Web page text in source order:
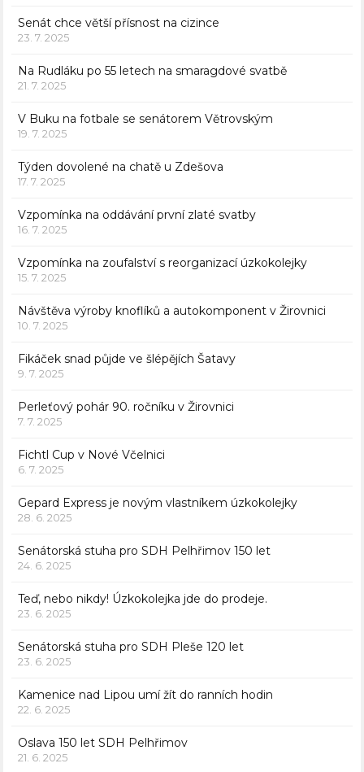
Senát chce větší přísnost na cizince
23. 7. 2025
Na Rudláku po 55 letech na smaragdové svatbě
21. 7. 2025
V Buku na fotbale se senátorem Větrovským
19. 7. 2025
Týden dovolené na chatě u Zdešova
17. 7. 2025
Vzpomínka na oddávání první zlaté svatby
16. 7. 2025
Vzpomínka na zoufalství s reorganizací úzkokolejky
15. 7. 2025
Návštěva výroby knoflíků a autokomponent v Žirovnici
10. 7. 2025
Fikáček snad půjde ve šlépějích Šatavy
9. 7. 2025
Perleťový pohár 90. ročníku v Žirovnici
7. 7. 2025
Fichtl Cup v Nové Včelnici
6. 7. 2025
Gepard Express je novým vlastníkem úzkokolejky
28. 6. 2025
Senátorská stuha pro SDH Pelhřimov 150 let
24. 6. 2025
Teď, nebo nikdy! Úzkokolejka jde do prodeje.
23. 6. 2025
Senátorská stuha pro SDH Pleše 120 let
23. 6. 2025
Kamenice nad Lipou umí žít do ranních hodin
22. 6. 2025
Oslava 150 let SDH Pelhřimov
21. 6. 2025